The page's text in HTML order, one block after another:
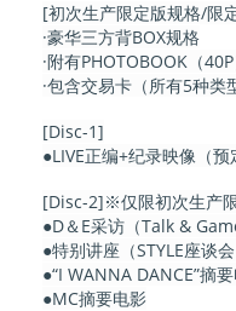
[初次生产限定版规格/限
·豪华三方背BOX规格
·附有PHOTOBOOK（40P
·包含交易卡（所有5种类
[Disc-1]
●LIVE正编+纪录映像（预
[Disc-2]※仅限初次生产
●D＆E采访（Talk &
●特别讲座（STYLE座谈会
●“I WANNA DANCE”摘
●MC摘要电影